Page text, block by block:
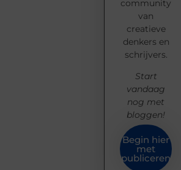
community
van
creatieve
denkers en
schrijvers.
Start
vandaag
nog met
bloggen!
Begin hier
met
publiceren